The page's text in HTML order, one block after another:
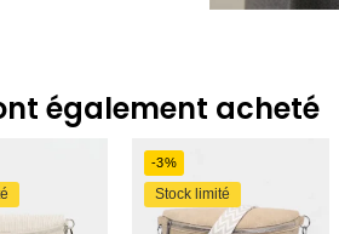
également acheté
-3%
Stock limité